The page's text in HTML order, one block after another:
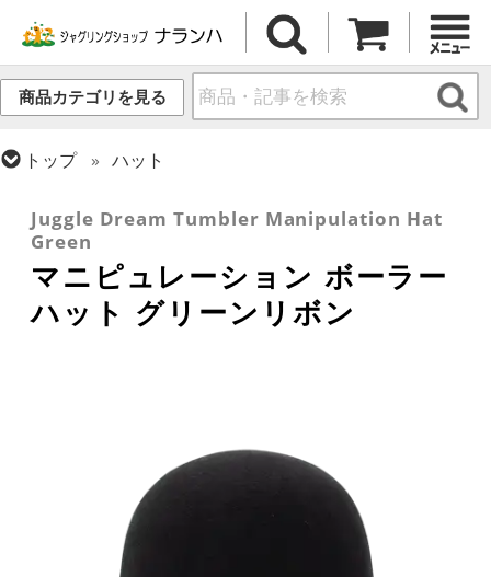
商品カテゴリを見る
トップ
ハット
Juggle Dream Tumbler Manipulation Hat
Green
マニピュレーション ボーラー
ハット グリーンリボン